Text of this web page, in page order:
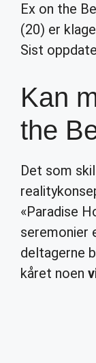
Ex on the
(20) er
Sist
Kan
the
Det som
«Paradise
seremonier
deltagerne
kåret noen